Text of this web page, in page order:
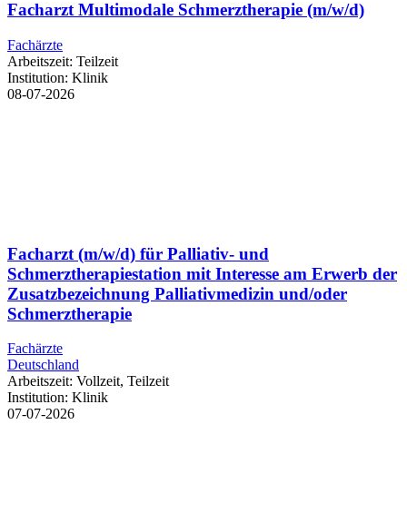
Facharzt Multimodale Schmerztherapie (m/w/d)
Fachärzte
Arbeitszeit: Teilzeit
Institution: Klinik
08-07-2026
Facharzt (m/w/d) für Palliativ- und
Schmerztherapiestation mit Interesse am Erwerb der
Zusatzbezeichnung Palliativmedizin und/oder
Schmerztherapie
Fachärzte
Deutschland
Arbeitszeit: Vollzeit, Teilzeit
Institution: Klinik
07-07-2026